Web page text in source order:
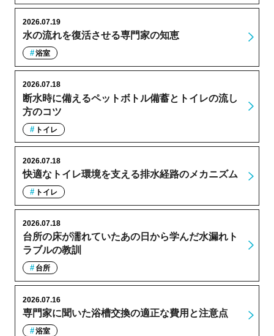
水の流れを復活させる専門家の知恵
2026.07.19
浴室
断水時に備えるペットボトル備蓄とトイレの流し
方のコツ
2026.07.18
トイレ
快適なトイレ環境を支える排水経路のメカニズム
2026.07.18
トイレ
台所の床が濡れていたあの日から学んだ水漏れト
ラブルの教訓
2026.07.18
台所
専門家に聞いた浴槽交換の適正な費用と注意点
2026.07.16
浴室